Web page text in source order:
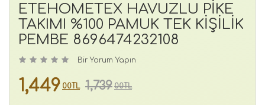
ETEHOMETEX HAVUZLU PİKE
TAKIMI %100 PAMUK TEK KİŞİLİK
PEMBE 8696474232108
Bir Yorum Yapın
1,449 00TL 1,739 00TL